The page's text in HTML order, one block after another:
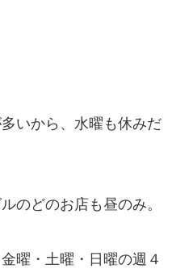
いから、水曜も休みだ
のどのお店も昼のみ。
曜・土曜・日曜の週４